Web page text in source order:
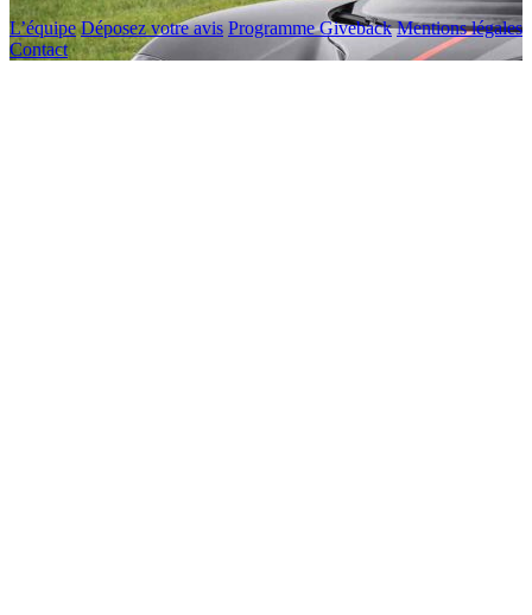
L’équipe Déposez votre avis Programme Giveback Mentions légales
Contact